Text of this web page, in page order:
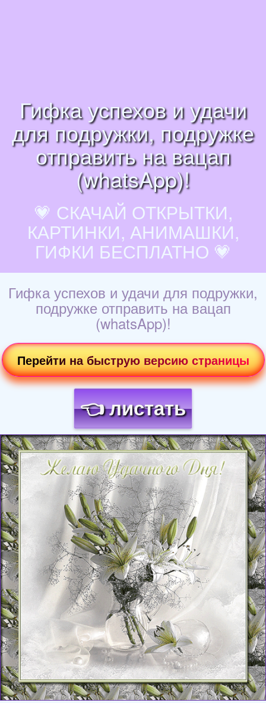
Гифка успехов и удачи
для подружки, подружке
отправить на вацап
(whatsApp)!
💗 СКАЧАЙ ОТКРЫТКИ,
КАРТИНКИ, АНИМАШКИ,
ГИФКИ БЕСПЛАТНО 💗
Гифка успехов и удачи для подружки,
подружке отправить на вацап
(whatsApp)!
Перейти на быструю версию страницы
👈 листать
Загрузка картинки...